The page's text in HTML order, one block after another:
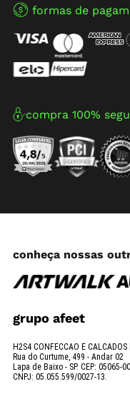
formas de
compra 100%
conheça nossas
grupo afeet
H2S4 CONFECCAO E CALCADOS
Rua do Curtume, 499 - Andar 02
Lapa de Baixo - SP. CEP: 05065-
CNPJ: 05.055.599/0027-13.